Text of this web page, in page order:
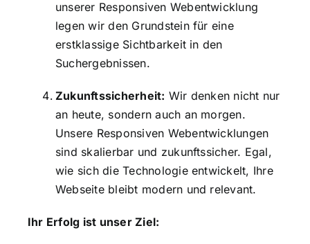
unserer Responsiven Webentwicklung
legen wir den Grundstein für eine
erstklassige Sichtbarkeit in den
Suchergebnissen.
Zukunftssicherheit: Wir denken nicht nur
an heute, sondern auch an morgen.
Unsere Responsiven Webentwicklungen
sind skalierbar und zukunftssicher. Egal,
wie sich die Technologie entwickelt, Ihre
Webseite bleibt modern und relevant.
Ihr Erfolg ist unser Ziel: